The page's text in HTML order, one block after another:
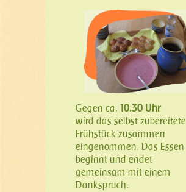
Gegen ca. 10.30 Uhr
wird das selbst zubereitete
Frühstück zusammen
eingenommen. Das Essen
beginnt und endet
gemeinsam mit einem
Dankspruch.